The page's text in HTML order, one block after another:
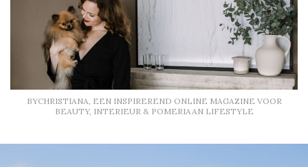
BYCHRISTIANA, EEN INSPIREREND ONLINE MAGAZINE VOOR
BEAUTY, INTERIEUR & POMERIAAN LIFESTYLE